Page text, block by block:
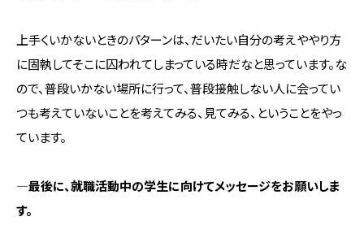
上手くいかないときのパターンは、だいたい自分の考えややり方
に固執してそこに囚われてしまっている時だなと思っています。な
ので、普段いかない場所に行って、普段接触しない人に会ってい
つも考えていないことを考えてみる、見てみる、ということをやっ
ています。
―最後に、就職活動中の学生に向けてメッセージをお願いしま
す。